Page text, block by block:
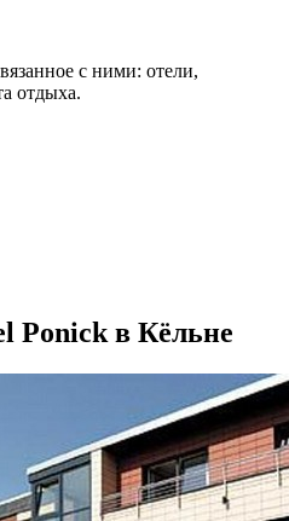
с ними: отели,
отдыха.
Ponick в Кёльне